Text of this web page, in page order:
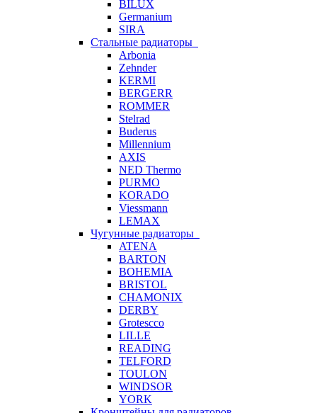
BILUX
Germanium
SIRA
Стальные радиаторы
Arbonia
Zehnder
KERMI
BERGERR
ROMMER
Stelrad
Buderus
Millennium
AXIS
NED Thermo
PURMO
KORADO
Viessmann
LEMAX
Чугунные радиаторы
ATENA
BARTON
BOHEMIA
BRISTOL
CHAMONIX
DERBY
Grotescco
LILLE
READING
TELFORD
TOULON
WINDSOR
YORK